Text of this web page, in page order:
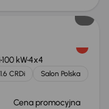
100 kW4x4
1.6 CRDi
Salon Polska
Cena promocyjna